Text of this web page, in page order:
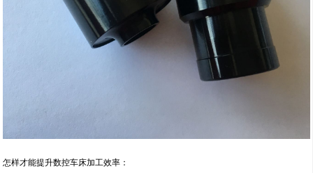
怎样才能提升数控车床加工效率：